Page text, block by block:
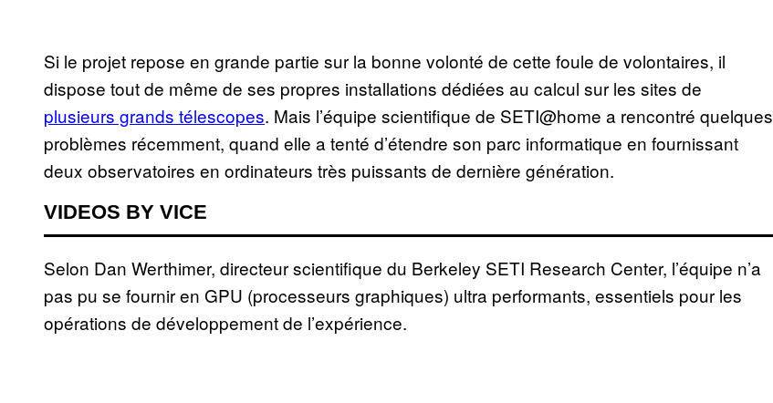
Si le projet repose en grande partie sur la bonne volonté de cette foule de volontaires, il
dispose tout de même de ses propres installations dédiées au calcul sur les sites de
plusieurs grands télescopes. Mais l’équipe scientifique de SETI@home a rencontré quelques
problèmes récemment, quand elle a tenté d’étendre son parc informatique en fournissant
deux observatoires en ordinateurs très puissants de dernière génération.
VIDEOS BY VICE
Selon Dan Werthimer, directeur scientifique du Berkeley SETI Research Center, l’équipe n’a
pas pu se fournir en GPU (processeurs graphiques) ultra performants, essentiels pour les
opérations de développement de l’expérience.